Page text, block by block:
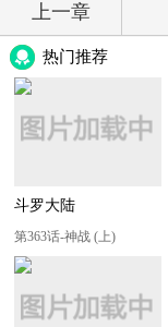
上一章
热门推荐
斗罗大陆
第363话-神战 (上)